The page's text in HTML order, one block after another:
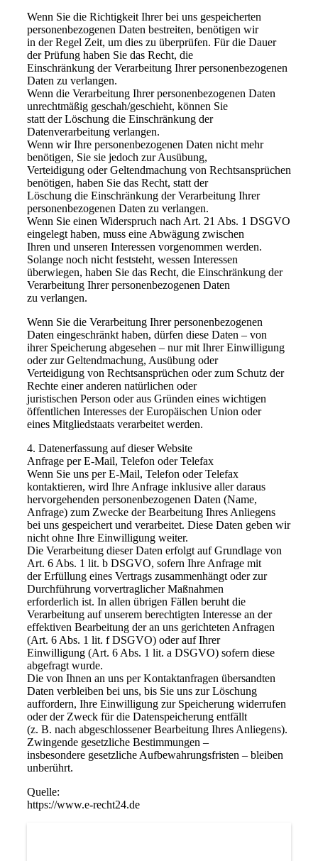
Wenn Sie die Richtigkeit Ihrer bei uns gespeicherten
personenbezogenen Daten bestreiten, benötigen wir
in der Regel Zeit, um dies zu überprüfen. Für die Dauer
der Prüfung haben Sie das Recht, die
Einschränkung der Verarbeitung Ihrer personenbezogenen
Daten zu verlangen.
Wenn die Verarbeitung Ihrer personenbezogenen Daten
unrechtmäßig geschah/geschieht, können Sie
statt der Löschung die Einschränkung der
Datenverarbeitung verlangen.
Wenn wir Ihre personenbezogenen Daten nicht mehr
benötigen, Sie sie jedoch zur Ausübung,
Verteidigung oder Geltendmachung von Rechtsansprüchen
benötigen, haben Sie das Recht, statt der
Löschung die Einschränkung der Verarbeitung Ihrer
personenbezogenen Daten zu verlangen.
Wenn Sie einen Widerspruch nach Art. 21 Abs. 1 DSGVO
eingelegt haben, muss eine Abwägung zwischen
Ihren und unseren Interessen vorgenommen werden.
Solange noch nicht feststeht, wessen Interessen
überwiegen, haben Sie das Recht, die Einschränkung der
Verarbeitung Ihrer personenbezogenen Daten
zu verlangen.
Wenn Sie die Verarbeitung Ihrer personenbezogenen
Daten eingeschränkt haben, dürfen diese Daten – von
ihrer Speicherung abgesehen – nur mit Ihrer Einwilligung
oder zur Geltendmachung, Ausübung oder
Verteidigung von Rechtsansprüchen oder zum Schutz der
Rechte einer anderen natürlichen oder
juristischen Person oder aus Gründen eines wichtigen
öffentlichen Interesses der Europäischen Union oder
eines Mitgliedstaats verarbeitet werden.
4. Datenerfassung auf dieser Website
Anfrage per E-Mail, Telefon oder Telefax
Wenn Sie uns per E-Mail, Telefon oder Telefax
kontaktieren, wird Ihre Anfrage inklusive aller daraus
hervorgehenden personenbezogenen Daten (Name,
Anfrage) zum Zwecke der Bearbeitung Ihres Anliegens
bei uns gespeichert und verarbeitet. Diese Daten geben wir
nicht ohne Ihre Einwilligung weiter.
Die Verarbeitung dieser Daten erfolgt auf Grundlage von
Art. 6 Abs. 1 lit. b DSGVO, sofern Ihre Anfrage mit
der Erfüllung eines Vertrags zusammenhängt oder zur
Durchführung vorvertraglicher Maßnahmen
erforderlich ist. In allen übrigen Fällen beruht die
Verarbeitung auf unserem berechtigten Interesse an der
effektiven Bearbeitung der an uns gerichteten Anfragen
(Art. 6 Abs. 1 lit. f DSGVO) oder auf Ihrer
Einwilligung (Art. 6 Abs. 1 lit. a DSGVO) sofern diese
abgefragt wurde.
Die von Ihnen an uns per Kontaktanfragen übersandten
Daten verbleiben bei uns, bis Sie uns zur Löschung
auffordern, Ihre Einwilligung zur Speicherung widerrufen
oder der Zweck für die Datenspeicherung entfällt
(z. B. nach abgeschlossener Bearbeitung Ihres Anliegens).
Zwingende gesetzliche Bestimmungen –
insbesondere gesetzliche Aufbewahrungsfristen – bleiben
unberührt.
Quelle:
https://www.e-recht24.de